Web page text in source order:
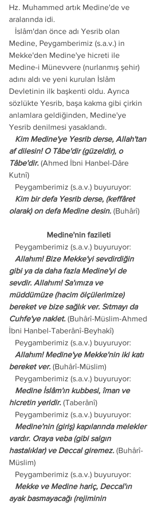
Hz. Muhammed artık Medine'de ve
aralarında idi.
Medine, Peygamberimiz (s.a.v.) in
Mekke'den Medine'ye hicreti ile
Medine-i Münevvere (nurlanmış şehir)
adını aldı ve yeni kurulan İslâm
Devletinin ilk başkenti oldu. Ayrıca
sözlükte Yesrib, başa kakma gibi çirkin
anlamlara geldiğinden, Medine'ye
Yesrib denilmesi yasaklandı.
af dilesin! O Tâbe'dir (güzeldir), o
Tâbe'dir. (Ahmed İbni Hanbel-Dâre
Kutnî)
   Peygamberimiz (s.a.v.) buyuruyor:
olarak) on defa Medine desin. (Buhârî)
Medine'nin fazileti
   Peygamberimiz (s.a.v.) buyuruyor:
gibi ya da daha fazla Medine'yi de
sevdir. Allahım! Sa'ımıza ve
müddümüze (hacim ölçülerimize)
bereket ve bize sağlık ver. Sıtmayı da
Cuhfe'ye naklet. (Buhârî-Müslim-Ahmed
İbni Hanbel-Taberânî-Beyhakî)
   Peygamberimiz (s.a.v.) buyuruyor:
bereket ver. (Buhârî-Müslim)
   Peygamberimiz (s.a.v.) buyuruyor:
hicretin yeridir. (Taberânî)
   Peygamberimiz (s.a.v.) buyuruyor:
vardır. Oraya veba (gibi salgın
hastalıklar) ve Deccal giremez. (Buhârî-
Müslim)
   Peygamberimiz (s.a.v.) buyuruyor:
ayak basmayacağı (rejiminin